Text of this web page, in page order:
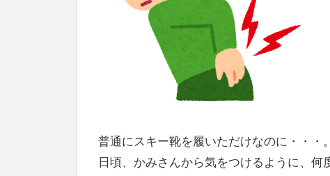
普通にスキー靴を履いただけなのに・・・。
日頃、かみさんから気をつけるように、何